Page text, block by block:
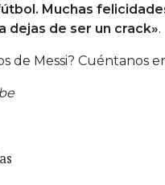
Muchas
dejas de ser un crack».
de Messi? Cuéntanos